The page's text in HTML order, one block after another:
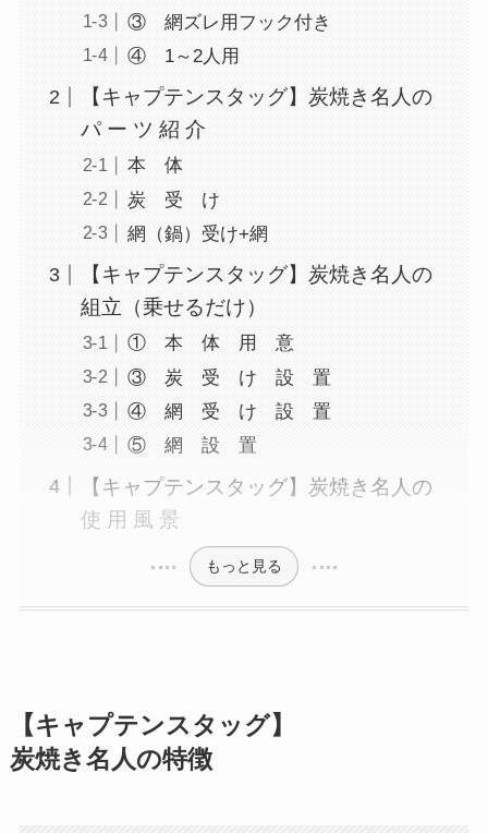
③ 網ズレ用フック付き
④ 1～2人用
【キャプテンスタッグ】炭焼き名人の
パ ー ツ 紹 介
本 体
炭 受 け
網（鍋）受け+網
【キャプテンスタッグ】炭焼き名人の
組立（乗せるだけ）
① 本 体 用 意
③ 炭 受 け 設 置
④ 網 受 け 設 置
⑤ 網 設 置
【キャプテンスタッグ】炭焼き名人の
使 用 風 景
もっと見る
【キャプテンスタッグ】
炭焼き名人の特徴